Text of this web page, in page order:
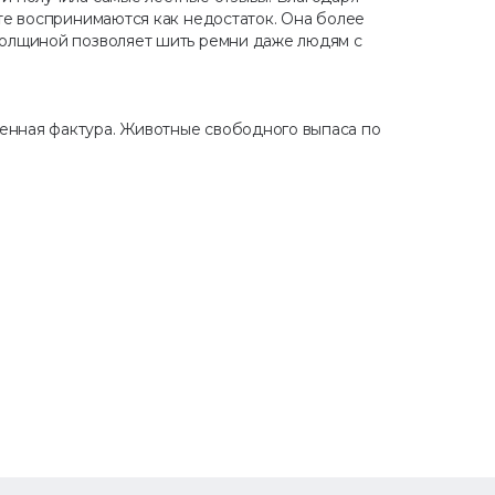
воспринимаются как недостаток. Она более
позволяет шить ремни даже людям с
фактура. Животные свободного выпаса по